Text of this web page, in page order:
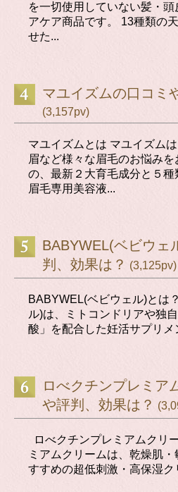
を一切使用していない髪・
アケア商品です。 13種類の
せた...
マユイズムの口コミ
(3,157pv)
マユイズムとは マユイズム
眉など様々な眉毛のお悩み
の、最新２大育毛成分と５
眉毛専用美容液...
BABYWEL(ベビウェ
判、効果は？ (3,125pv)
BABYWEL(ベビウェル)とは
ル)は、ミトコンドリアや独
酸」を配合した妊活サプリメ
ロべクチンプレミア
や評判、効果は？
ロべクチンプレミアムクリ
ミアムクリームは、乾燥肌
すすめの超低刺激・高保湿ク